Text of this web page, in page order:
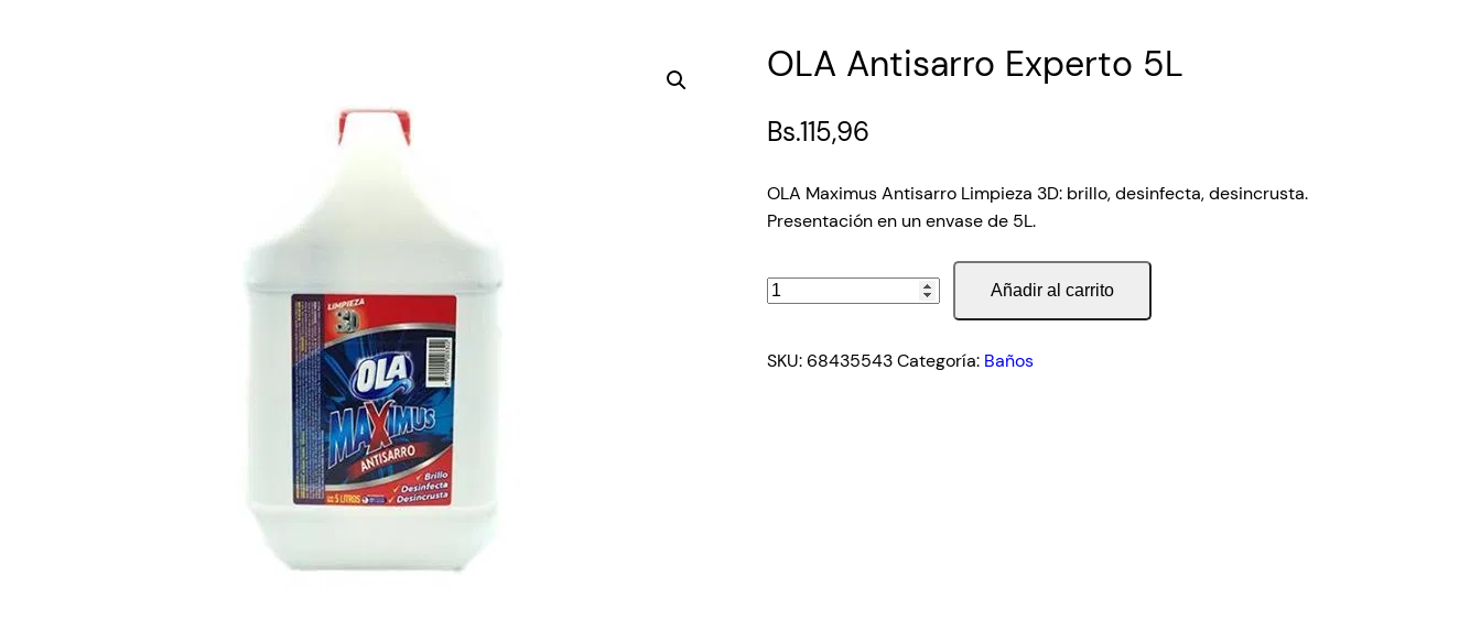
OLA Antisarro Experto 5L
Bs.115,96
OLA Maximus Antisarro Limpieza 3D: brillo, desinfecta, desincrusta.
Presentación en un envase de 5L.
OLA
5L
Añadir al carrito
SKU: 68435543Categoría: Baños